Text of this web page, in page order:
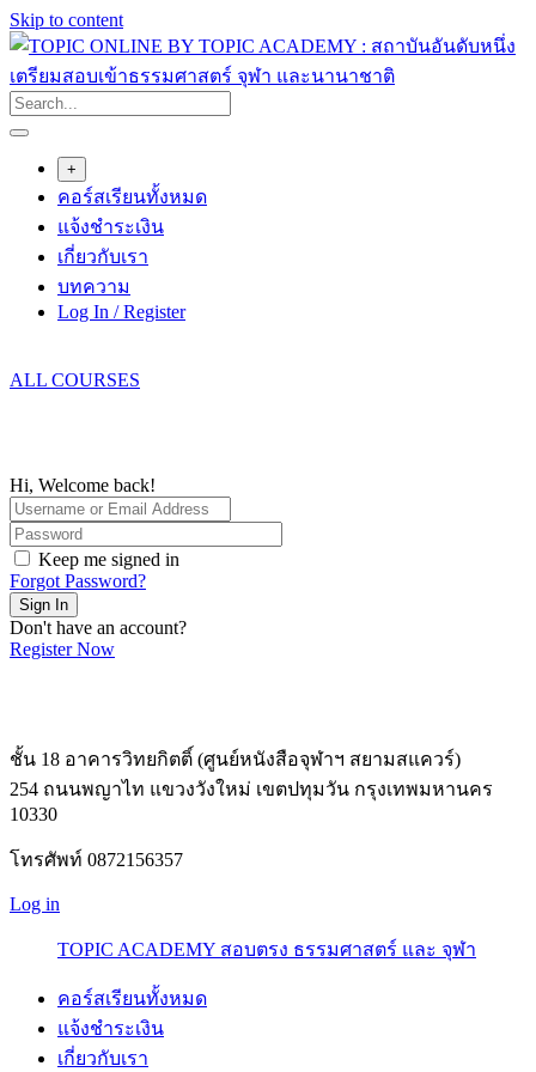
Skip to content
+
คอร์สเรียนทั้งหมด
แจ้งชำระเงิน
เกี่ยวกับเรา
บทความ
Log In / Register
ALL COURSES
Hi, Welcome back!
Keep me signed in
Forgot Password?
Sign In
Don't have an account?
Register Now
ชั้น 18 อาคารวิทยกิตติ์ (ศูนย์หนังสือจุฬาฯ สยามสแควร์)
254 ถนนพญาไท แขวงวังใหม่ เขตปทุมวัน กรุงเทพมหานคร
10330
โทรศัพท์ 0872156357
Log in
TOPIC ACADEMY สอบตรง ธรรมศาสตร์ และ จุฬา
คอร์สเรียนทั้งหมด
แจ้งชำระเงิน
เกี่ยวกับเรา